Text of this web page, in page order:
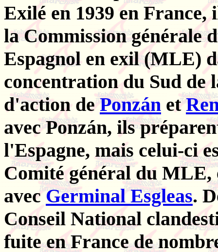
Exilé en 1939 en France,
la Commission générale
Espagnol en exil (MLE)
concentration du Sud de
d'action dePonzán et
avec Ponzán, ils
l'Espagne, mais celui-ci
Comité général du MLE,
avecGerminal Esgleas.
Conseil National
fuite en France de